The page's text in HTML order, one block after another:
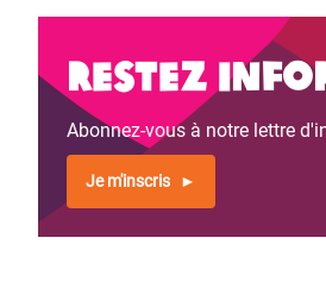
Restez
Abonnez-vous à notre lettre
Je m'inscris